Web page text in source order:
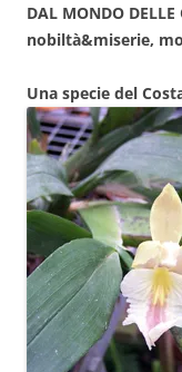
DAL MONDO
nobiltà&miserie,
Una specie del